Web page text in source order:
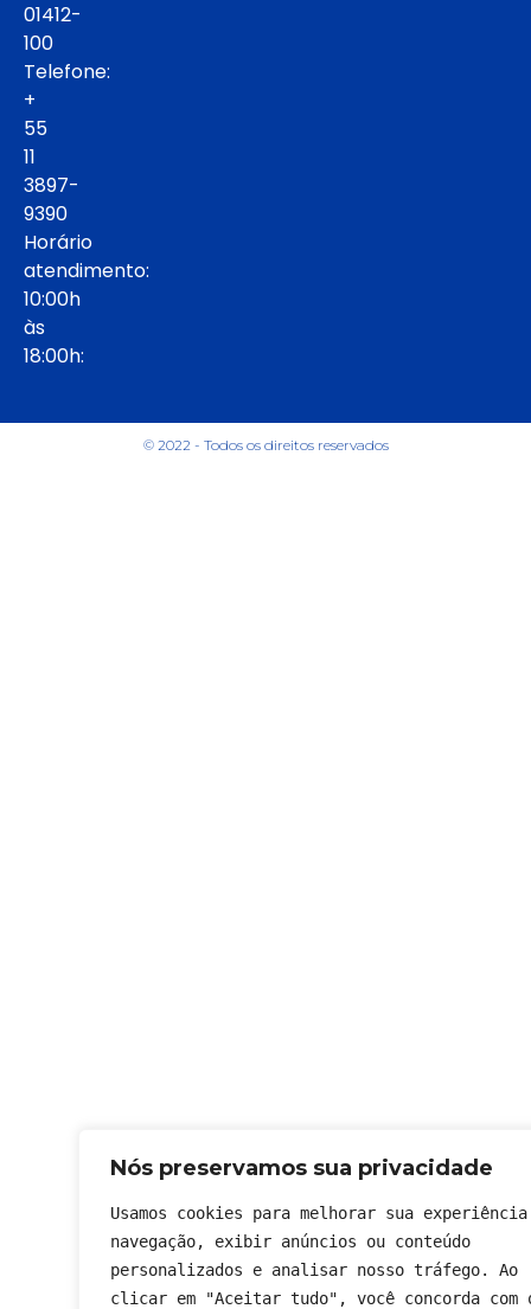
Nós preservamos sua privacidade
Usamos cookies para melhorar sua
navegação, exibir anúncios ou conteúdo
personalizados e analisar nosso tráfego. Ao
clicar em "Aceitar tudo", você concorda com
01412-
100
Telefone:
+
55
11
3897-
9390
Horário
atendimento:
10:00h
às
18:00h:
© 2022 - Todos os direitos reservados